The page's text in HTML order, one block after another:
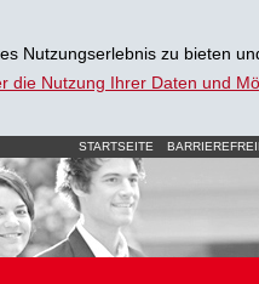
Nutzungserlebnis zu bieten
die Nutzung Ihrer Daten und
STARTSEITE